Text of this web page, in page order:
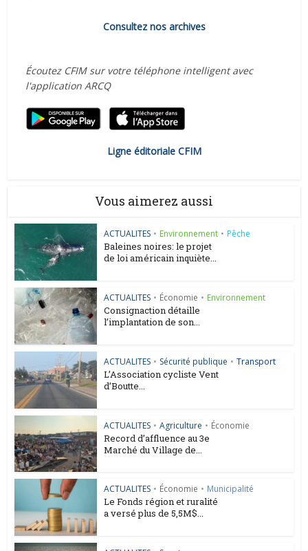
Consultez nos archives
Écoutez CFIM sur votre téléphone intelligent avec
l'application ARCQ
Ligne éditoriale CFIM
Vous aimerez aussi
ACTUALITES • Environnement • Pêche
Baleines noires: le projet
de loi américain inquiète...
ACTUALITES • Économie • Environnement
Consignaction détaille
l’implantation de son...
ACTUALITES • Sécurité publique • Transport
L’Association cycliste Vent
d’Boutte...
ACTUALITES • Agriculture • Économie
Record d’affluence au 3e
Marché du Village de...
ACTUALITES • Économie • Municipalité
Le Fonds région et ruralité
a versé plus de 5,5M$...